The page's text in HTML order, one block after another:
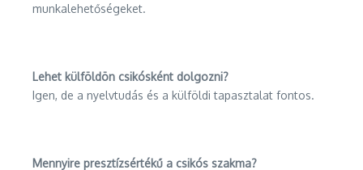
munkalehetőségeket.
Lehet külföldön csikósként dolgozni?
Igen, de a nyelvtudás és a külföldi tapasztalat fontos.
Mennyire presztízsértékű a csikós szakma?